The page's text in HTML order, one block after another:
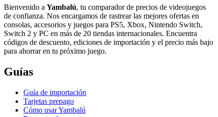
Bienvenido a Yambalú, tu comparador de precios de videojuegos
de confianza. Nos encargamos de rastrear las mejores ofertas en
consolas, accesorios y juegos para PS5, Xbox, Nintendo Switch,
Switch 2 y PC en más de 20 tiendas internacionales. Encuentra
códigos de descuento, ediciones de importación y el precio más bajo
para ahorrar en tu próximo juego.
Guías
Guía de importación
Tarjetas prepago
Cómo usar Yambalú